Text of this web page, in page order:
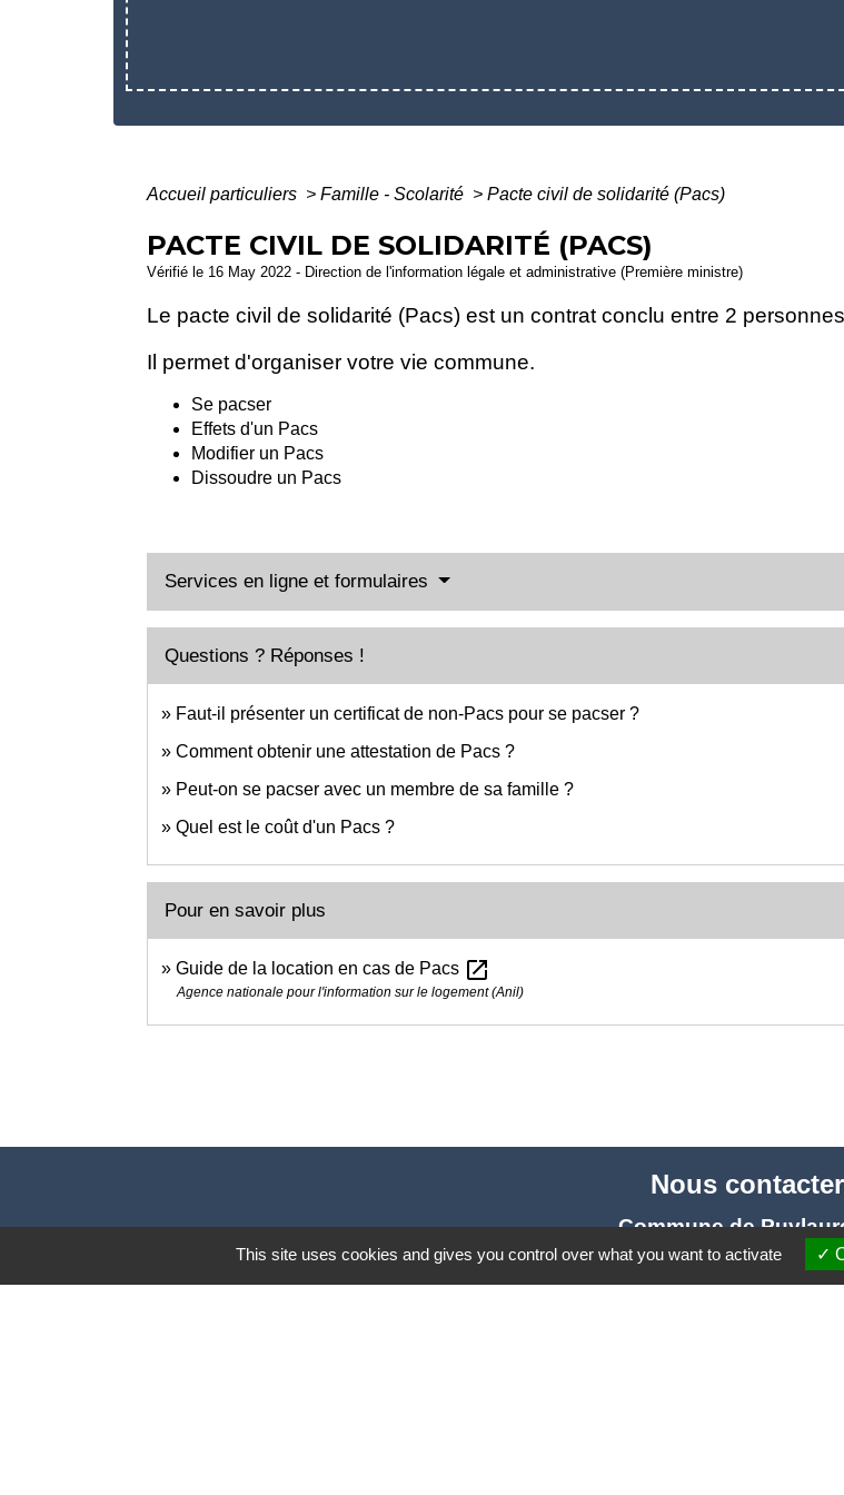
Accueil particuliers > Famille - Scolarité > Pacte civil de solidarité (Pacs)
PACTE CIVIL DE SOLIDARITÉ (PACS)
Vérifié le 16 May 2022 - Direction de l'information légale et administrative (Première ministre)
Le pacte civil de solidarité (Pacs) est un contrat conclu entre 2
Il permet d'organiser votre vie commune.
Se pacser
Effets d'un Pacs
Modifier un Pacs
Dissoudre un Pacs
Services en ligne et formulaires
Questions ? Réponses !
Faut-il présenter un certificat de non-Pacs pour se pacser ?
Comment obtenir une attestation de Pacs ?
Peut-on se pacser avec un membre de sa famille ?
Quel est le coût d'un Pacs ?
Pour en savoir plus
Guide de la location en cas de Pacs open_in_new
Agence nationale pour l'information sur le logement (Anil)
Nous contacter
Commune de
1 rue de la Mairie
81700 Puylaurens -
This site uses cookies and gives you control over what you want to activate